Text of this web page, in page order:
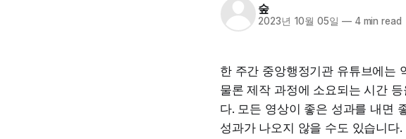
숲
2023년 10월 05일 —4 min read
한 주간 중앙행정기관 유튜브에는
물론 제작 과정에 소요되는 시간
다. 모든 영상이 좋은 성과를 내면
성과가 나오지 않을 수도 있습니